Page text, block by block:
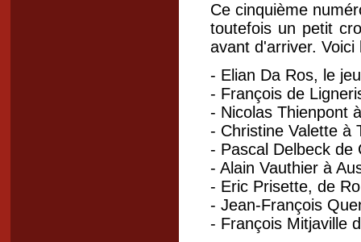
Ce cinquième
toutefois un petit
avant d'arriver.
- Elian Da Ros, le
- François de
- Nicolas Thienpont
- Christine Valette à
- Pascal Delbeck de
- Alain Vauthier à
- Eric Prisette, de
- Jean-François
- François Mitjaville